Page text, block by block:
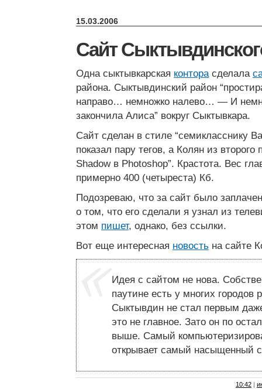
15.03.2006
Сайт
Одна сыктывкарская конторасделала
района. Сыктывдинский район
направо… немножко налево… — И
закончила Алиса” вокруг Сыктывкара.
Сайт сделан в стиле “семикласснику
показал пару тегов, а Колян из
Shadow в Photoshop”. Крастота. Вес
примерно 400 (четыреста) Кб.
Подозреваю, что за сайт было
о том, что его сделали я узнал из
этом пишет, однако, без ссылки.
Вот еще интересная новость на сайте
Идея с сайтом не нова.
паутине есть у многих городов
Сыктывдин не стал первым
это не главное. Зато он по
выше. Самый
открывает самый насыщенный
10:42 |